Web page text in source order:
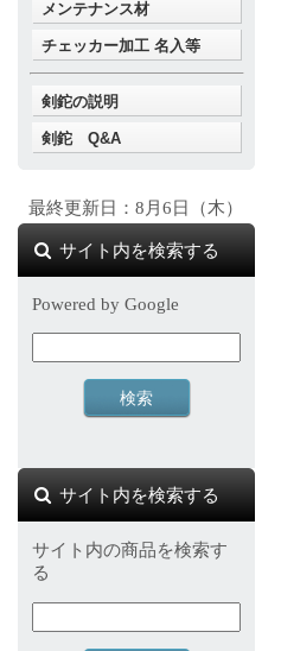
メンテナンス材
チェッカー加工 名入等
剣鉈の説明
剣鉈 Q&A
最終更新日：8月6日（木）
サイト内を検索する
Powered by Google
サイト内を検索する
サイト内の商品を検索す
る